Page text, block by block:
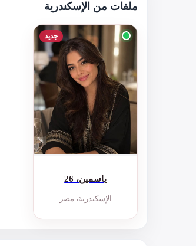
ملفات من الإسكندرية
جديد
ياسمين، 26
الإسكندرية، مصر